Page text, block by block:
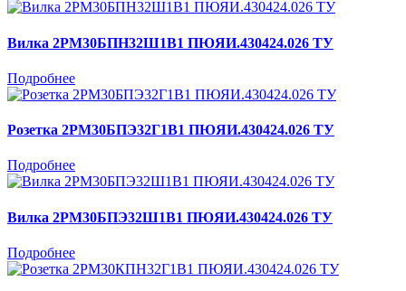
Вилка 2РМ30БПН32Ш1В1 ПЮЯИ.430424.026 ТУ
Подробнее
Розетка 2РМ30БПЭ32Г1В1 ПЮЯИ.430424.026 ТУ
Подробнее
Вилка 2РМ30БПЭ32Ш1В1 ПЮЯИ.430424.026 ТУ
Подробнее